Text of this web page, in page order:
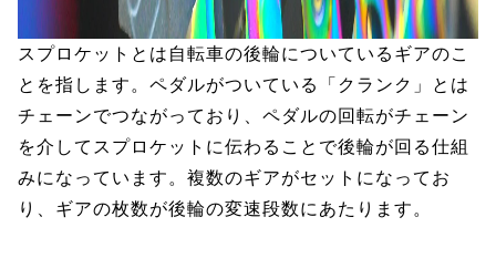
スプロケットとは自転車の後輪についているギアのこ
とを指します。ペダルがついている「クランク」とは
チェーンでつながっており、ペダルの回転がチェーン
を介してスプロケットに伝わることで後輪が回る仕組
みになっています。複数のギアがセットになってお
り、ギアの枚数が後輪の変速段数にあたります。